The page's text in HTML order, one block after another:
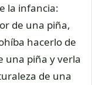
la infancia:
de una piña,
hacerlo de
una piña y verla
de una